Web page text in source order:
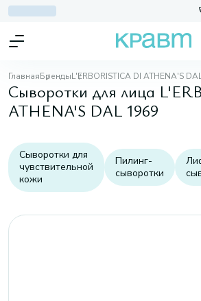
ГлавнаяБрендыL'ERBORISTICA DI ATHENA'S
Сыворотки для лица
ATHENA'S DAL 1969
Сыворотки для
чувствительной
кожи
Пилинг-
сыворотки